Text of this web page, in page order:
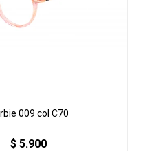
009 col C70
$ 5.900